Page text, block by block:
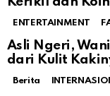
ENTERTAINMENT
Asli Ngeri,
dari Kulit
Berita